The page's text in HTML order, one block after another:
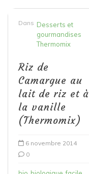
Dans Desserts et
gourmandises
Thermomix
Riz de
Camargue au
lait de riz et à
la vanille
(Thermomix)
6 novembre 2014
0